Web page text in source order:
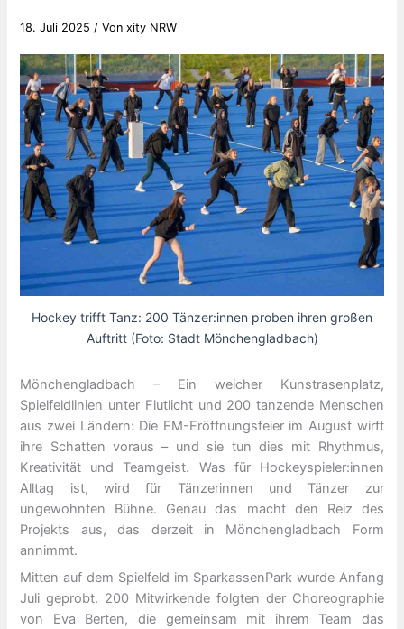
18. Juli 2025 / Vonxity NRW
Hockey trifft Tanz: 200 Tänzer:innen proben ihren großen
Auftritt (Foto: Stadt Mönchengladbach)
Mönchengladbach – Ein weicher Kunstrasenplatz,
Spielfeldlinien unter Flutlicht und 200 tanzende Menschen
aus zwei Ländern: Die EM-Eröffnungsfeier im August wirft
ihre Schatten voraus – und sie tun dies mit Rhythmus,
Kreativität und Teamgeist. Was für Hockeyspieler:innen
Alltag ist, wird für Tänzerinnen und Tänzer zur
ungewohnten Bühne. Genau das macht den Reiz des
Projekts aus, das derzeit in Mönchengladbach Form
annimmt.
Mitten auf dem Spielfeld im SparkassenPark wurde Anfang
Juli geprobt. 200 Mitwirkende folgten der Choreographie
von Eva Berten, die gemeinsam mit ihrem Team das